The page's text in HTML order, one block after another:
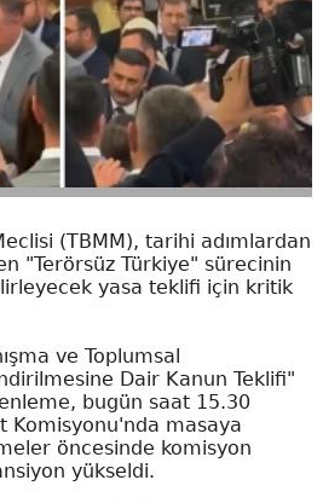
(TBMM), tarihi adımlardan
"Terörsüz Türkiye" sürecinin
yasa teklifi için kritik
ve Toplumsal
Dair Kanun Teklifi"
bugün saat 15.30
Komisyonu'nda masaya
öncesinde komisyon
yükseldi.